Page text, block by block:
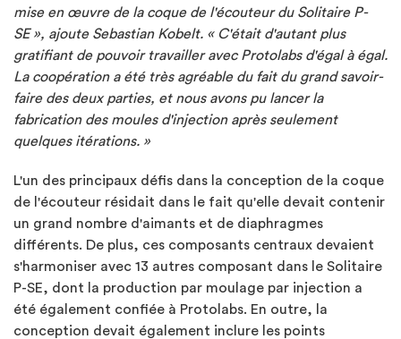
mise en œuvre de la coque de l'écouteur du Solitaire P-
SE », ajoute Sebastian Kobelt. « C'était d'autant plus
gratifiant de pouvoir travailler avec Protolabs d'égal à égal.
La coopération a été très agréable du fait du grand savoir-
faire des deux parties, et nous avons pu lancer la
fabrication des moules d'injection après seulement
quelques itérations. »
L'un des principaux défis dans la conception de la coque
de l'écouteur résidait dans le fait qu'elle devait contenir
un grand nombre d'aimants et de diaphragmes
différents. De plus, ces composants centraux devaient
s'harmoniser avec 13 autres composant dans le Solitaire
P-SE, dont la production par moulage par injection a
été également confiée à Protolabs. En outre, la
conception devait également inclure les points